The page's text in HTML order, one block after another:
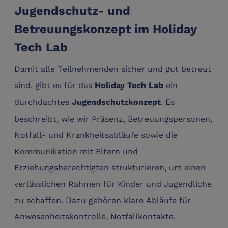
Jugendschutz- und
Betreuungskonzept im Holiday
Tech Lab
Damit alle Teilnehmenden sicher und gut betreut
sind, gibt es für das Holiday Tech Lab ein
durchdachtes Jugendschutzkonzept. Es
beschreibt, wie wir Präsenz, Betreuungspersonen,
Notfall‑ und Krankheitsabläufe sowie die
Kommunikation mit Eltern und
Erziehungsberechtigten strukturieren, um einen
verlässlichen Rahmen für Kinder und Jugendliche
zu schaffen. Dazu gehören klare Abläufe für
Anwesenheitskontrolle, Notfallkontakte,